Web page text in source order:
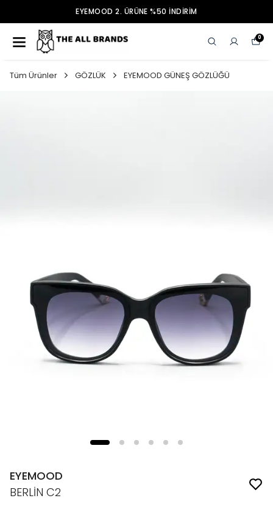
EYEMOOD 2. ÜRÜNE %50 İNDİRİM
0
Tüm Ürünler GÖZLÜK EYEMOOD GÜNEŞ GÖZLÜĞÜ
EYEMOOD
BERLİN C2